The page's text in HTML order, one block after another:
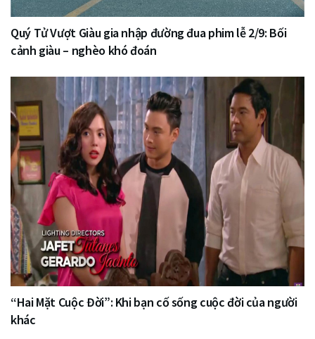
Quý Tử Vượt Giàu gia nhập đường đua phim lễ 2/9: Bối
cảnh giàu – nghèo khó đoán
“Hai Mặt Cuộc Đời”: Khi bạn cố sống cuộc đời của người
khác